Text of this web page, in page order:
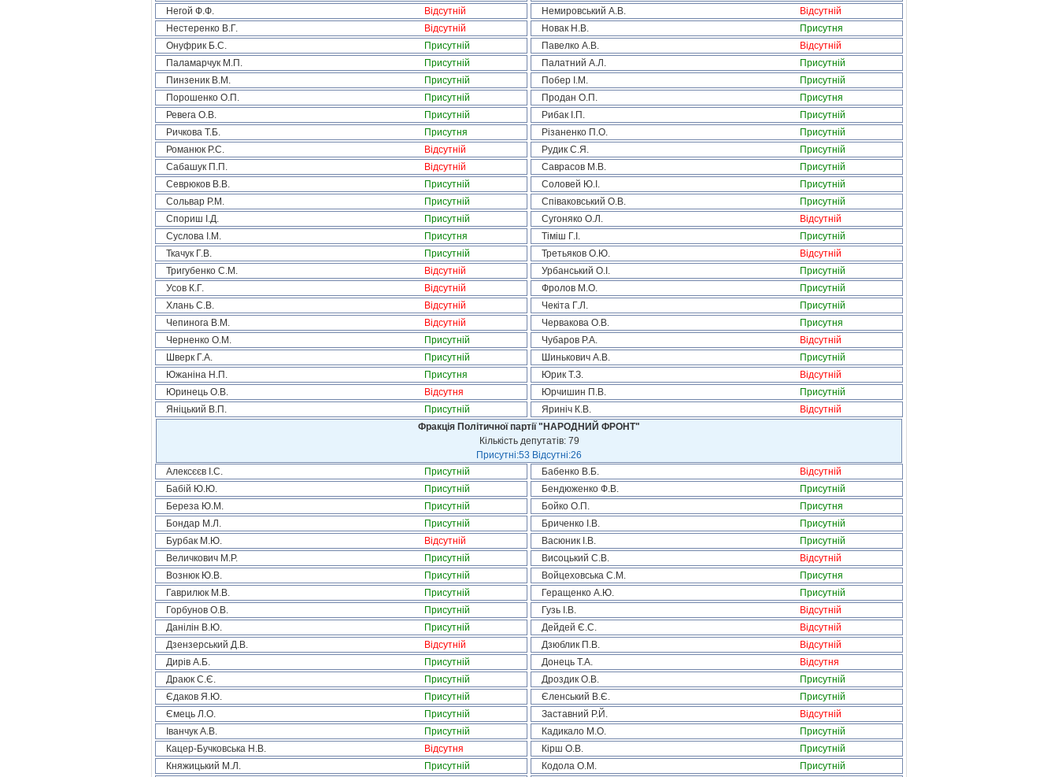
Негой Ф.Ф.
Відсутній Немировський А.В.
Відсутній
Нестеренко В.Г.
Відсутній Новак Н.В.
Присутня
Онуфрик Б.С.
Присутній Павелко А.В.
Відсутній
Паламарчук М.П.
Присутній Палатний А.Л.
Присутній
Пинзеник В.М.
Присутній Побер І.М.
Присутній
Порошенко О.П.
Присутній Продан О.П.
Присутня
Ревега О.В.
Присутній Рибак І.П.
Присутній
Ричкова Т.Б.
Присутня Різаненко П.О.
Присутній
Романюк Р.С.
Відсутній Рудик С.Я.
Присутній
Сабашук П.П.
Відсутній Саврасов М.В.
Присутній
Севрюков В.В.
Присутній Соловей Ю.І.
Присутній
Сольвар Р.М.
Присутній Співаковський О.В.
Присутній
Спориш І.Д.
Присутній Сугоняко О.Л.
Відсутній
Суслова І.М.
Присутня Тіміш Г.І.
Присутній
Ткачук Г.В.
Присутній Третьяков О.Ю.
Відсутній
Тригубенко С.М.
Відсутній Урбанський О.І.
Присутній
Усов К.Г.
Відсутній Фролов М.О.
Присутній
Хлань С.В.
Відсутній Чекіта Г.Л.
Присутній
Чепинога В.М.
Відсутній Червакова О.В.
Присутня
Черненко О.М.
Присутній Чубаров Р.А.
Відсутній
Шверк Г.А.
Присутній Шинькович А.В.
Присутній
Южаніна Н.П.
Присутня Юрик Т.З.
Відсутній
Юринець О.В.
Відсутня Юрчишин П.В.
Присутній
Яніцький В.П.
Присутній Яриніч К.В.
Відсутній
Фракція Політичної партії "НАРОДНИЙ ФРОНТ"
Кількість депутатів: 79
Присутні:53 Відсутні:26
Алексєєв І.С.
Присутній Бабенко В.Б.
Відсутній
Бабій Ю.Ю.
Присутній Бендюженко Ф.В.
Присутній
Береза Ю.М.
Присутній Бойко О.П.
Присутня
Бондар М.Л.
Присутній Бриченко І.В.
Присутній
Бурбак М.Ю.
Відсутній Васюник І.В.
Присутній
Величкович М.Р.
Присутній Висоцький С.В.
Відсутній
Вознюк Ю.В.
Присутній Войцеховська С.М.
Присутня
Гаврилюк М.В.
Присутній Геращенко А.Ю.
Присутній
Горбунов О.В.
Присутній Гузь І.В.
Відсутній
Данілін В.Ю.
Присутній Дейдей Є.С.
Відсутній
Дзензерський Д.В.
Відсутній Дзюблик П.В.
Відсутній
Дирів А.Б.
Присутній Донець Т.А.
Відсутня
Драюк С.Є.
Присутній Дроздик О.В.
Присутній
Єдаков Я.Ю.
Присутній Єленський В.Є.
Присутній
Ємець Л.О.
Присутній Заставний Р.Й.
Відсутній
Іванчук А.В.
Присутній Кадикало М.О.
Присутній
Кацер-Бучковська Н.В.
Відсутня Кірш О.В.
Присутній
Княжицький М.Л.
Присутній Кодола О.М.
Присутній